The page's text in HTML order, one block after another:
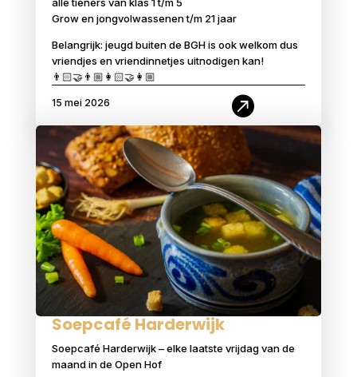
alle tieners van klas 1 t/m 5
Grow en jongvolwassenen t/m 21 jaar
Belangrijk: jeugd buiten de BGH is ook welkom dus
vriendjes en vriendinnetjes uitnodigen kan!
👨🏻‍🤝‍👨🏼👩🏻‍🤝‍👩🏼
15 mei 2026 
Soepcafé Harderwijk
Soepcafé Harderwijk – elke laatste vrijdag van de
maand in de Open Hof